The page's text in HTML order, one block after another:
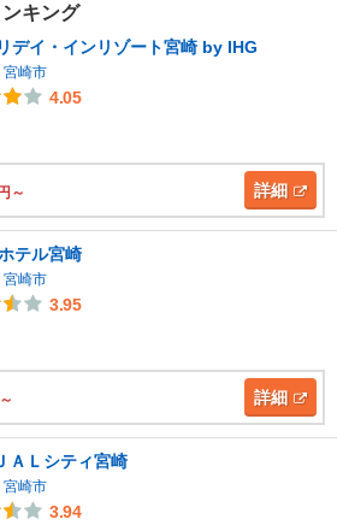
キング
デイ・インリゾート宮崎 by IHG
宮崎市
4.05
～ 詳細
テル宮崎
宮崎市
3.95
詳細
ＡＬシティ宮崎
宮崎市
3.94